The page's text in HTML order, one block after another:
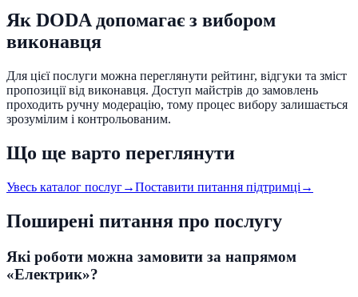
Як DODA допомагає з вибором
виконавця
Для цієї послуги можна переглянути рейтинг, відгуки та зміст
пропозиції від виконавця. Доступ майстрів до замовлень
проходить ручну модерацію, тому процес вибору залишається
зрозумілим і контрольованим.
Що ще варто переглянути
Увесь каталог послуг→Поставити питання підтримці →
Поширені питання про послугу
Які роботи можна замовити за напрямом
«Електрик»?